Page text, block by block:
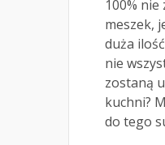
100%
meszek,
duża
nie
zostaną
kuchni?
do tego